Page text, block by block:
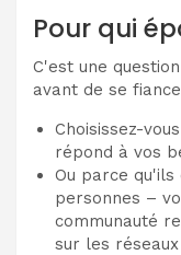
Pour qui
C'est une
avant de se
Choisissez-
répond à vos
Ou parce
personnes –
communauté
sur les